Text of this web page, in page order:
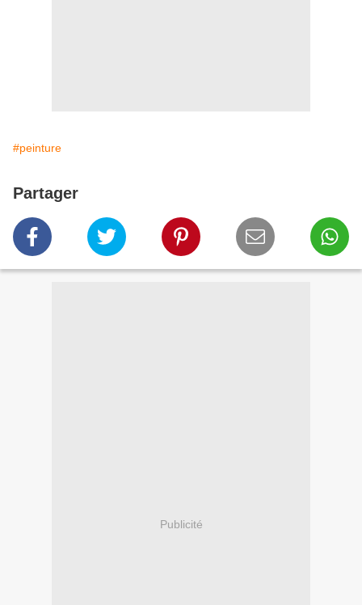
#peinture
Partager
Publicité